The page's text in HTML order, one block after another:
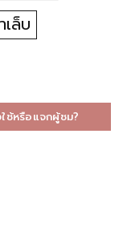
เล็บ
ช้หรือแจกผู้ชม?